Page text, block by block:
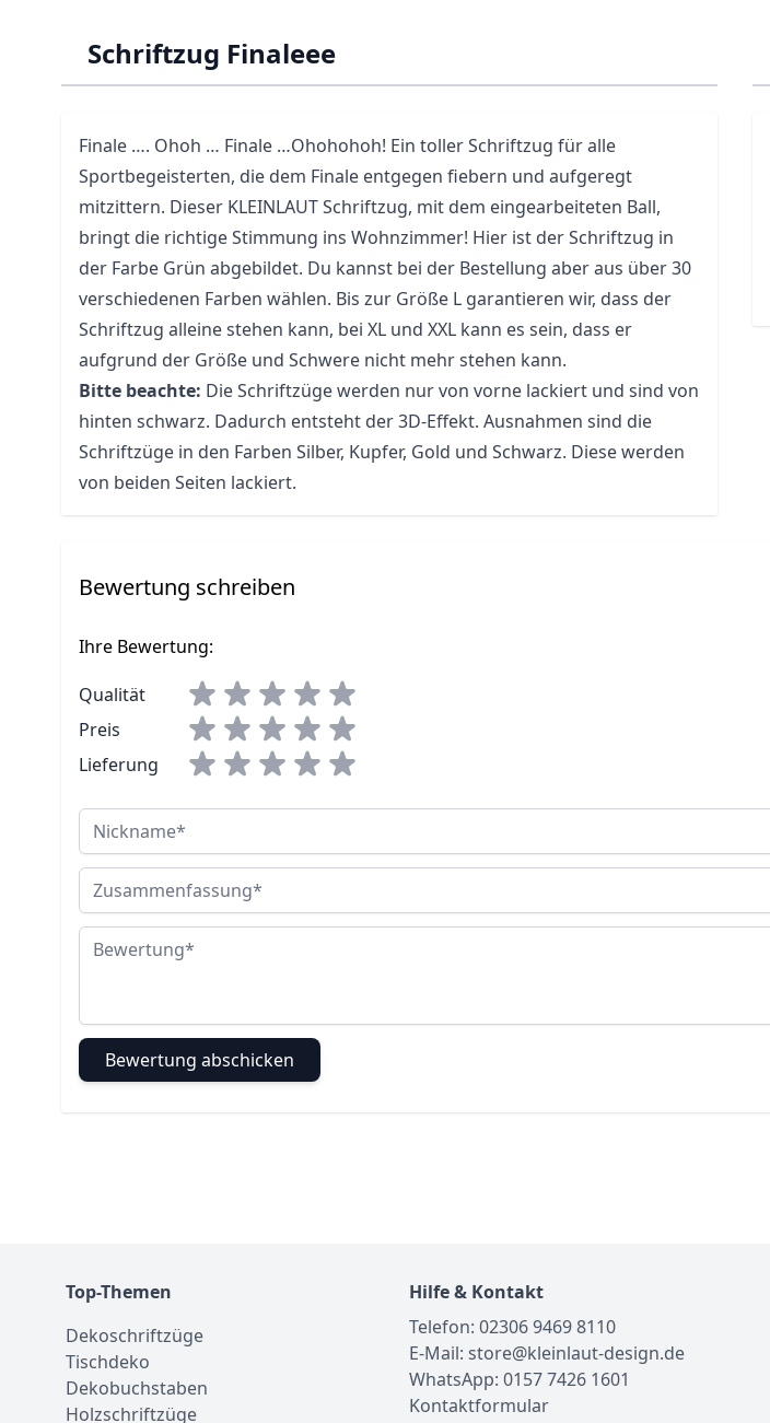
Schriftzug Finaleee
Finale …. Ohoh … Finale …Ohohohoh! Ein toller Schriftzug für alle
Sportbegeisterten, die dem Finale entgegen fiebern und aufgeregt
mitzittern. Dieser KLEINLAUT Schriftzug, mit dem eingearbeiteten Ball,
bringt die richtige Stimmung ins Wohnzimmer! Hier ist der Schriftzug in
der Farbe Grün abgebildet. Du kannst bei der Bestellung aber aus über 30
verschiedenen Farben wählen. Bis zur Größe L garantieren wir, dass der
Schriftzug alleine stehen kann, bei XL und XXL kann es sein, dass er
aufgrund der Größe und Schwere nicht mehr stehen kann.
Bitte beachte: Die Schriftzüge werden nur von vorne lackiert und sind von
hinten schwarz. Dadurch entsteht der 3D-Effekt. Ausnahmen sind die
Schriftzüge in den Farben Silber, Kupfer, Gold und Schwarz. Diese werden
von beiden Seiten lackiert.
Bewertung schreiben
Ihre Bewertung:
Qualität
Preis
Lieferung
Nickname
Zusammenfassung
Bewertung
Bewertung abschicken
Top-Themen
Dekoschriftzüge
Tischdeko
Dekobuchstaben
Holzschriftzüge
Hilfe & Kontakt
Telefon: 02306 9469 8110
E-Mail: store@kleinlaut-design.de
WhatsApp: 0157 7426 1601
Kontaktformular